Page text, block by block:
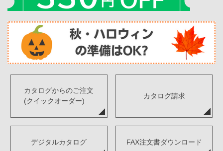
カタログからのご注文
(クイックオーダー)
カタログ請求
デジタルカタログ FAX注文書ダウンロード